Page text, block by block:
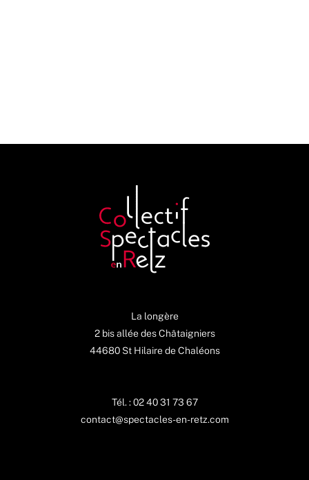
La longère
2 bis allée des Châtaigniers
44680 St Hilaire de Chaléons
Tél. : 02 40 31 73 67
contact@spectacles-en-retz.com